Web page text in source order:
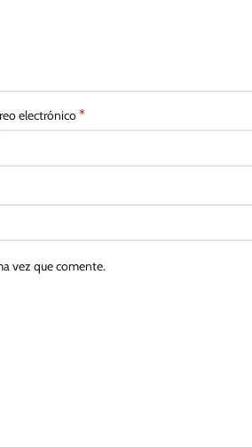
electrónico*
vez que comente.